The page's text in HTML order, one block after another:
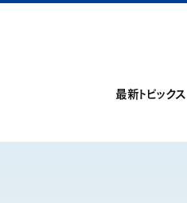
最新トピックス